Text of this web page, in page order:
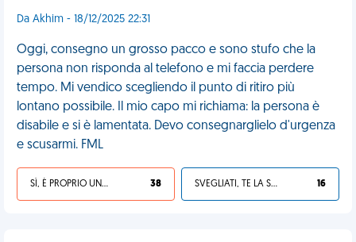
Da Akhim - 18/12/2025 22:31
Oggi, consegno un grosso pacco e sono stufo che la
persona non risponda al telefono e mi faccia perdere
tempo. Mi vendico scegliendo il punto di ritiro più
lontano possibile. Il mio capo mi richiama: la persona è
disabile e si è lamentata. Devo consegnarglielo d'urgenza
e scusarmi. FML
SÌ, È PROPRIO UNA VDM! 38 SVEGLIATI, TE LA SEI CERCATA! 16